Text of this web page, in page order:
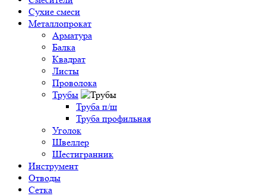
Сухие смеси
Металлопрокат
Арматура
Балка
Квадрат
Листы
Проволока
Трубы
Труба п/ш
Труба профильная
Уголок
Швеллер
Шестигранник
Инструмент
Отводы
Сетка